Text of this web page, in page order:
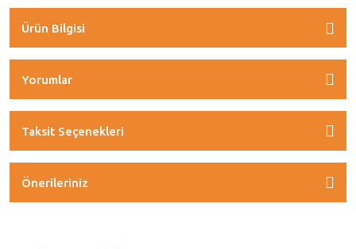
Ürün Bilgisi
Yorumlar
Taksit Seçenekleri
Önerileriniz